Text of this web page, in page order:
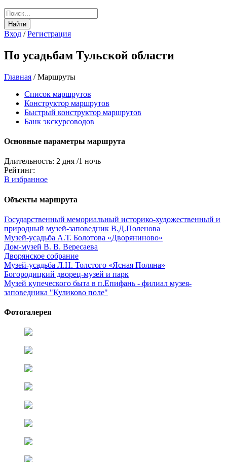
Вход /Регистрация
По усадьбам Тульской области
Главная /Маршруты
Список маршрутов
Конструктор маршрутов
Быстрый конструктор маршрутов
Банк экскурсоводов
Основные параметры маршрута
Длительность: 2 дня /1 ночь
Рейтинг:
В избранное
Объекты маршрута
Государственный мемориальный историко-художественный и
природный музей-заповедник В.Д.Поленова
Музей-усадьба А.Т. Болотова «Дворяниново»
Дом-музей В. В. Вересаева
Дворянское собрание
Музей-усадьба Л.Н. Толстого «Ясная Поляна»
Богородицкий дворец-музей и парк
Музей купеческого быта в п.Епифань - филиал музея-
заповедника "Куликово поле"
Фотогалерея